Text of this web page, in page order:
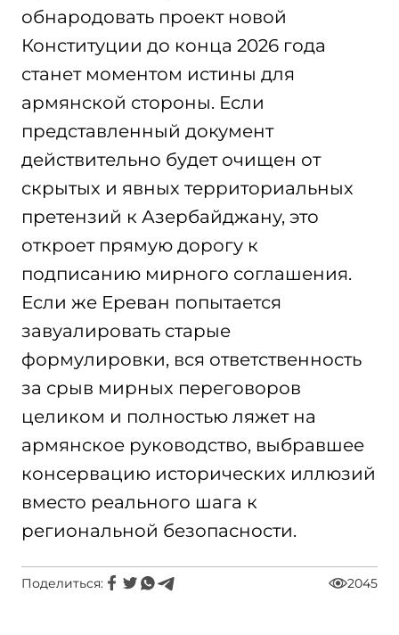
обнародовать проект новой
Конституции до конца 2026 года
станет моментом истины для
армянской стороны. Если
представленный документ
действительно будет очищен от
скрытых и явных территориальных
претензий к Азербайджану, это
откроет прямую дорогу к
подписанию мирного соглашения.
Если же Ереван попытается
завуалировать старые
формулировки, вся ответственность
за срыв мирных переговоров
целиком и полностью ляжет на
армянское руководство, выбравшее
консервацию исторических иллюзий
вместо реального шага к
региональной безопасности.
Поделиться: 2045